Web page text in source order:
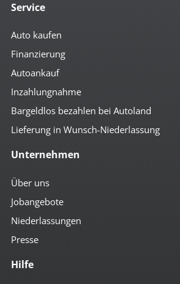
Service
Auto kaufen
Finanzierung
Autoankauf
Inzahlungnahme
Bargeldlos bezahlen bei Autoland
Lieferung in Wunsch-Niederlassung
Unternehmen
Über uns
Jobangebote
Niederlassungen
Presse
Hilfe